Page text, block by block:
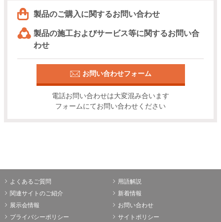
製品のご購入に関するお問い合わせ
製品の施工およびサービス等に関するお問い合
わせ
お問い合わせフォーム
電話お問い合わせは大変混み合います
フォームにてお問い合わせください
よくあるご質問
関連サイトのご紹介
展示会情報
プライバシーポリシー
用語解説
新着情報
お問い合わせ
サイトポリシー